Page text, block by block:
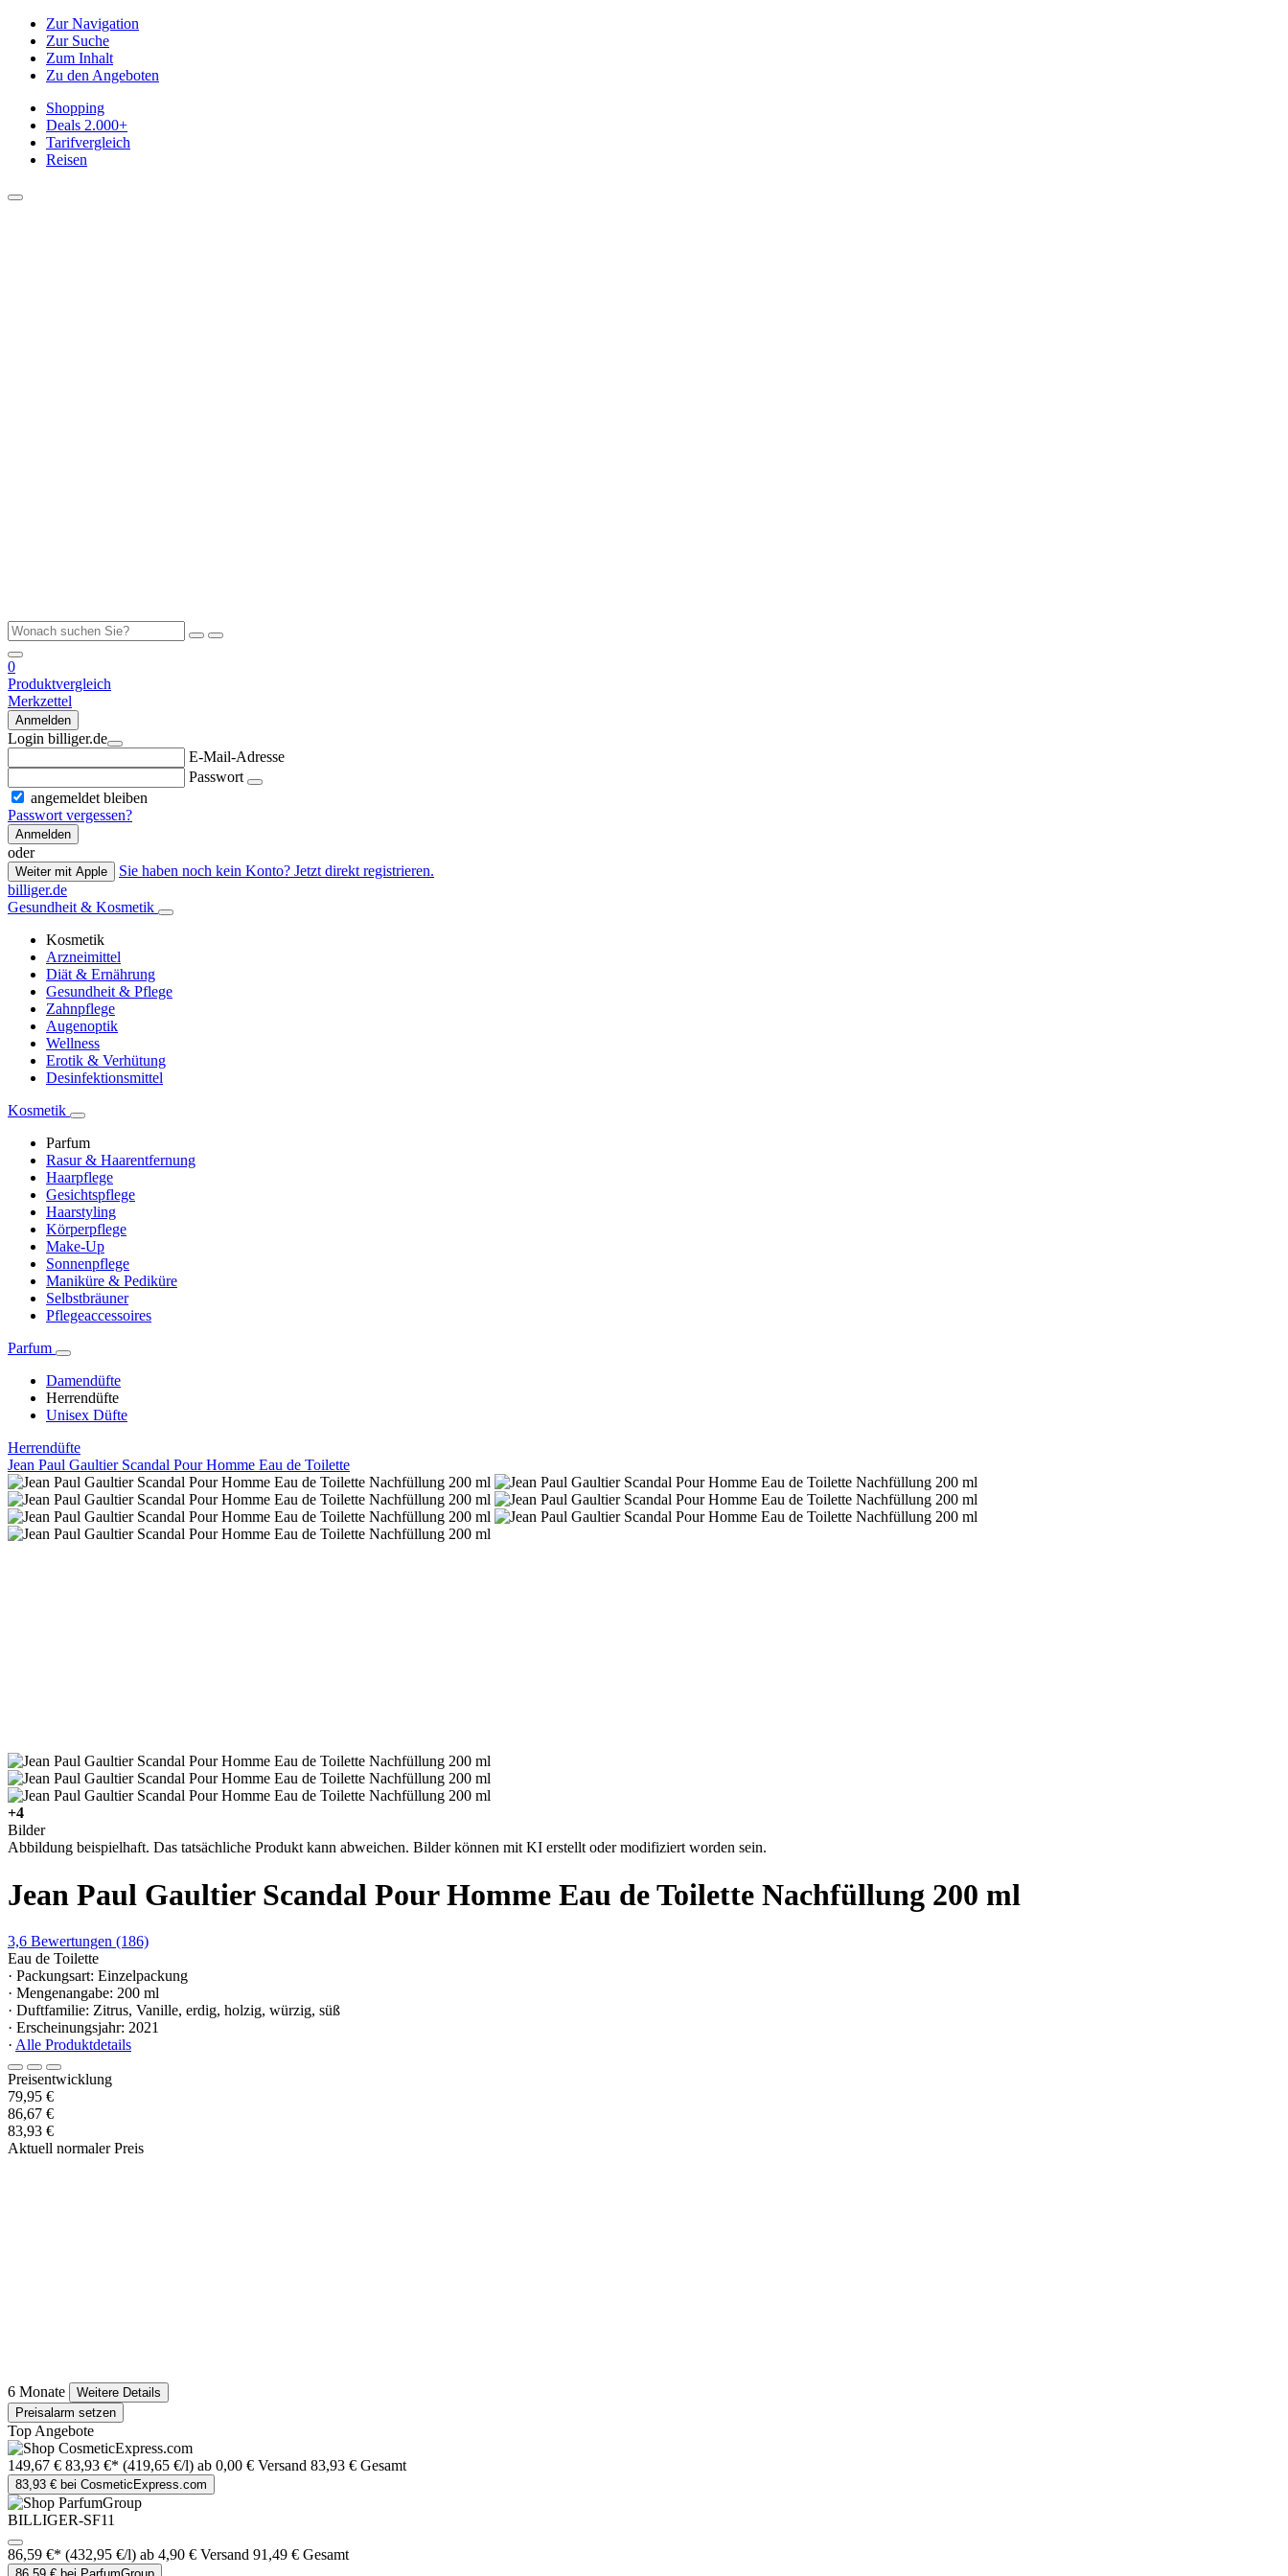
Zur Navigation
Zur Suche
Zum Inhalt
Zu den Angeboten
Shopping
Deals 2.000+
Tarifvergleich
Reisen
0
Produktvergleich
Merkzettel
Anmelden
Login billiger.de
E-Mail-Adresse
Passwort
angemeldet bleiben
Passwort vergessen?
Anmelden
oder
Weiter mit Apple
Sie haben noch kein Konto? Jetzt direkt registrieren.
billiger.de
Gesundheit & Kosmetik
Kosmetik
Arzneimittel
Diät & Ernährung
Gesundheit & Pflege
Zahnpflege
Augenoptik
Wellness
Erotik & Verhütung
Desinfektionsmittel
Kosmetik
Parfum
Rasur & Haarentfernung
Haarpflege
Gesichtspflege
Haarstyling
Körperpflege
Make-Up
Sonnenpflege
Maniküre & Pediküre
Selbstbräuner
Pflegeaccessoires
Parfum
Damendüfte
Herrendüfte
Unisex Düfte
Herrendüfte
Jean Paul Gaultier Scandal Pour Homme Eau de Toilette
+4
Bilder
Abbildung beispielhaft. Das tatsächliche Produkt kann abweichen. Bilder können mit KI erstellt oder modifiziert worden sein.
Jean Paul Gaultier Scandal Pour Homme Eau de Toilette Nachfüllung 200 ml
3,6 Bewertungen (186)
Eau de Toilette
· Packungsart: Einzelpackung
· Mengenangabe: 200 ml
· Duftfamilie: Zitrus, Vanille, erdig, holzig, würzig, süß
· Erscheinungsjahr: 2021
· Alle Produktdetails
Preisentwicklung
79,95 €
86,67 €
83,93 €
Aktuell normaler Preis
6 Monate
Weitere Details
Preisalarm setzen
Top Angebote
149,67 € 83,93 €* (419,65 €/l) ab 0,00 € Versand 83,93 € Gesamt
83,93 € bei CosmeticExpress.com
BILLIGER-SF11
86,59 €* (432,95 €/l) ab 4,90 € Versand 91,49 € Gesamt